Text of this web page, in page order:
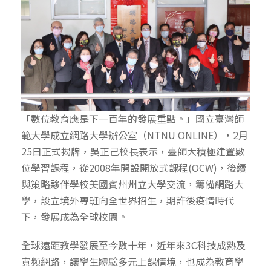
「數位教育應是下一百年的發展重點。」國立臺灣師
範大學成立網路大學辦公室（NTNU ONLINE），2月
25日正式揭牌，吳正己校長表示，臺師大積極建置數
位學習課程，從2008年開設開放式課程(OCW)，後續
與策略夥伴學校美國賓州州立大學交流，籌備網路大
學，設立境外專班向全世界招生，期許後疫情時代
下，發展成為全球校園。
全球遠距教學發展至今數十年，近年來3C科技成熟及
寬頻網路，讓學生體驗多元上課情境，也成為教育學